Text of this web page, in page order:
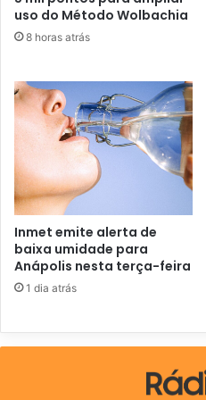
e
e
i
l
uso do Método Wolbachia
8 horas atrás
Inmet emite alerta de
baixa umidade para
Anápolis nesta terça-feira
1 dia atrás